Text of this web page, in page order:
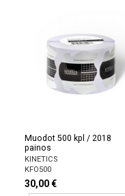
Muodot 500 kpl / 2018
painos
KINETICS
KFO500
30,00 €